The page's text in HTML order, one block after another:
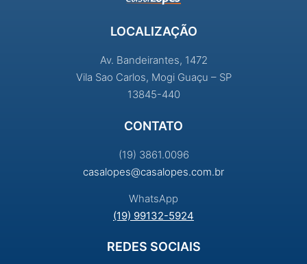
LOCALIZAÇÃO
Av. Bandeirantes, 1472
Vila Sao Carlos, Mogi Guaçu – SP
13845-440
CONTATO
(19) 3861.0096
casalopes@casalopes.com.br
WhatsApp
(19) 99132-5924
REDES SOCIAIS